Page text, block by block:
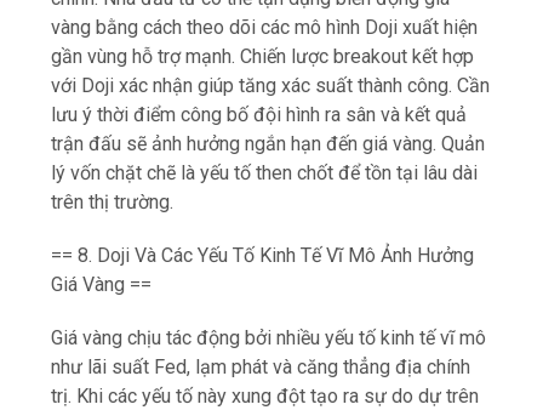
vàng bằng cách theo dõi các mô hình Doji xuất hiện
gần vùng hỗ trợ mạnh. Chiến lược breakout kết hợp
với Doji xác nhận giúp tăng xác suất thành công. Cần
lưu ý thời điểm công bố đội hình ra sân và kết quả
trận đấu sẽ ảnh hưởng ngắn hạn đến giá vàng. Quản
lý vốn chặt chẽ là yếu tố then chốt để tồn tại lâu dài
trên thị trường.
== 8. Doji Và Các Yếu Tố Kinh Tế Vĩ Mô Ảnh Hưởng
Giá Vàng ==
Giá vàng chịu tác động bởi nhiều yếu tố kinh tế vĩ mô
như lãi suất Fed, lạm phát và căng thẳng địa chính
trị. Khi các yếu tố này xung đột tạo ra sự do dự trên